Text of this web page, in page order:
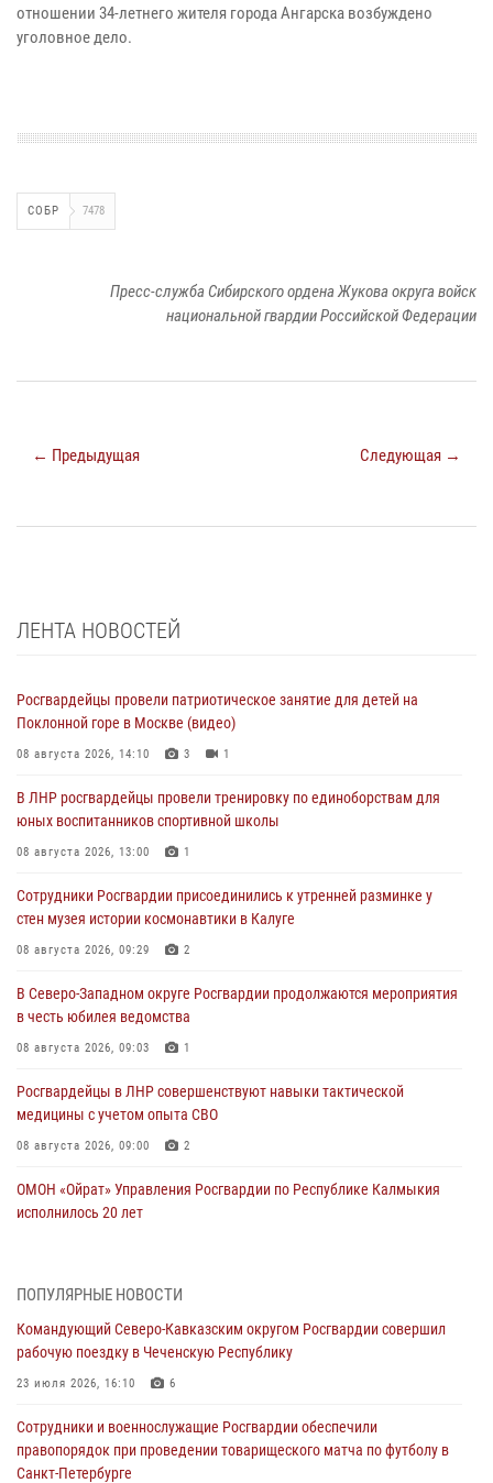
отношении 34-летнего жителя города Ангарска возбуждено
уголовное дело.
СОБР 7478
Пресс-служба Сибирского ордена Жукова округа войск
национальной гвардии Российской Федерации
← Предыдущая Следующая →
ЛЕНТА НОВОСТЕЙ
Росгвардейцы провели патриотическое занятие для детей на
Поклонной горе в Москве (видео)
08 августа 2026, 14:10 3 1
В ЛНР росгвардейцы провели тренировку по единоборствам для
юных воспитанников спортивной школы
08 августа 2026, 13:00 1
Сотрудники Росгвардии присоединились к утренней разминке у
стен музея истории космонавтики в Калуге
08 августа 2026, 09:29 2
В Северо-Западном округе Росгвардии продолжаются мероприятия
в честь юбилея ведомства
08 августа 2026, 09:03 1
Росгвардейцы в ЛНР совершенствуют навыки тактической
медицины с учетом опыта СВО
08 августа 2026, 09:00 2
ОМОН «Ойрат» Управления Росгвардии по Республике Калмыкия
исполнилось 20 лет
Военнослужащие Софринской бригады Росгвардии встретились с
дорогой к Победе в СВО» (видео)
08 августа 2026, 07:00
настольному теннису ко Дню физкультурника
08 августа 2026, 07:00
ПОПУЛЯРНЫЕ НОВОСТИ
Командующий Северо-Кавказским округом Росгвардии совершил
рабочую поездку в Чеченскую Республику
23 июля 2026, 16:10 6
Сотрудники и военнослужащие Росгвардии обеспечили
правопорядок при проведении товарищеского матча по футболу в
Санкт-Петербурге